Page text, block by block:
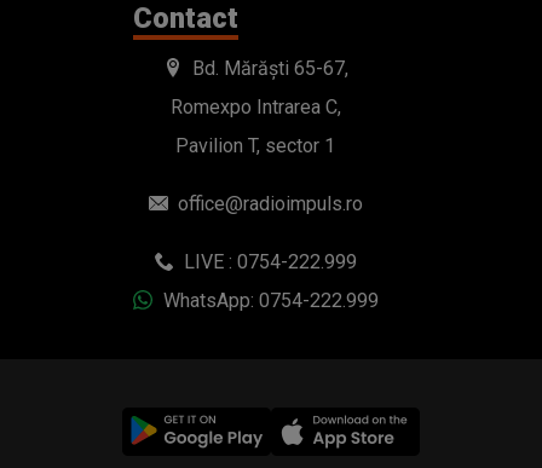
Contact
Bd. Mărăști 65-67,
Romexpo Intrarea C,
Pavilion T, sector 1
office@radioimpuls.ro
LIVE : 0754-222.999
WhatsApp: 0754-222.999